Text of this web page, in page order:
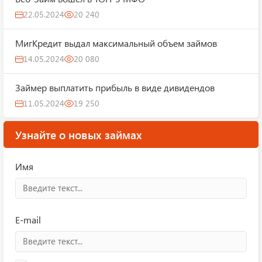
22.05.2024 20 240
МигКредит выдал максимальный объем займов
14.05.2024 20 080
Займер выплатить прибыль в виде дивидендов
11.05.2024 19 250
Узнайте о новых займах
Имя
E-mail